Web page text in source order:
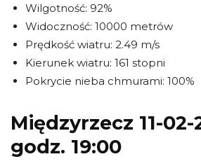
Wilgotność: 92%
Widoczność: 10000 metrów
Prędkość wiatru: 2.49 m/s
Kierunek wiatru: 161 stopni
Pokrycie nieba chmurami: 100%
Międzyrzecz 11-02-
godz. 19:00